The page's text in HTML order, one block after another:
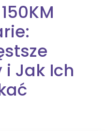
i Jak Ich